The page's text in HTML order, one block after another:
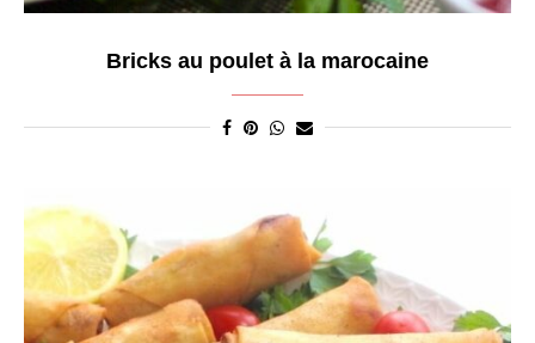
Bricks au poulet à la marocaine